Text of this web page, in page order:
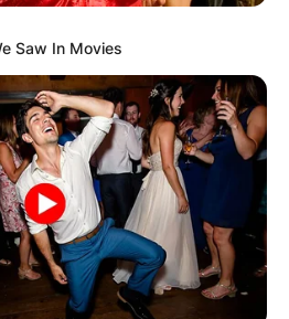
Saw In Movies